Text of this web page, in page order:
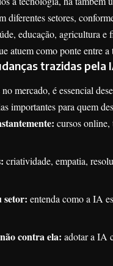
diferentes setores,
educação, agricultura
atuem como ponte entre
trazidas pela
mercado, é essencial
importantes para quem
cursos online,
criatividade, empatia,
setor: entenda como a IA
contra ela: adotar a IA